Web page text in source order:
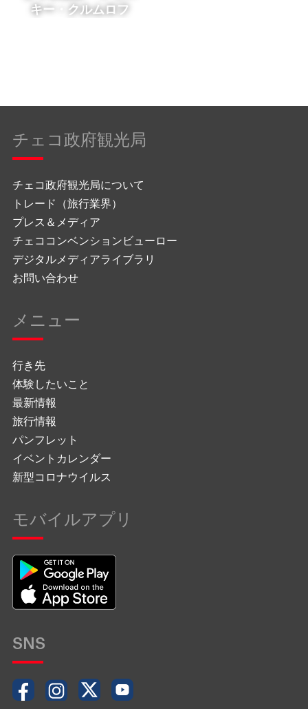
キー・クルムロフ
チェコ政府観光局
チェコ政府観光局について
トレード（旅行業界）
プレス＆メディア
チェココンベンションビューロー
デジタルメディアライブラリ
お問い合わせ
メニュー
行き先
体験したいこと
最新情報
旅行情報
パンフレット
イベントカレンダー
新型コロナウイルス
モバイルアプリ
SNS